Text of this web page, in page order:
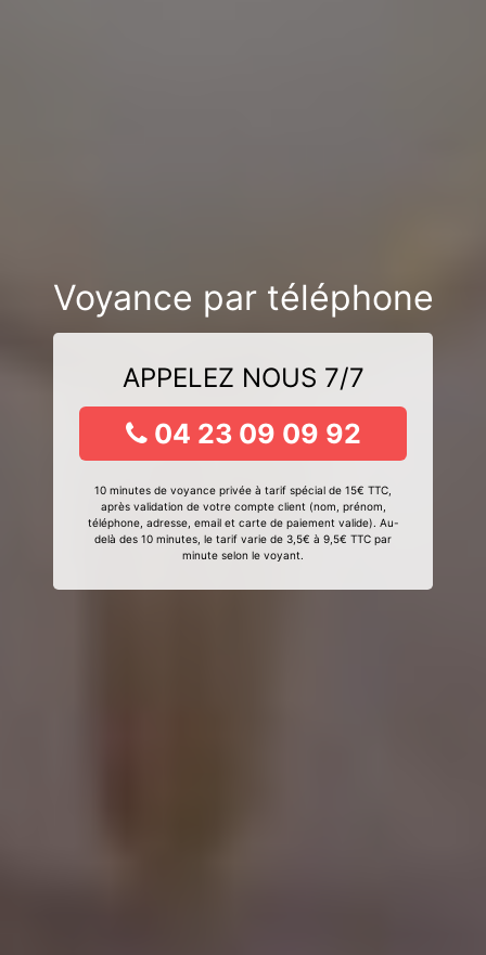
Voyance par téléphone
APPELEZ NOUS 7/7
04 23 09 09 92
10 minutes de voyance privée à tarif spécial de 15€ TTC,
après validation de votre compte client (nom, prénom,
téléphone, adresse, email et carte de paiement valide). Au-
delà des 10 minutes, le tarif varie de 3,5€ à 9,5€ TTC par
minute selon le voyant.